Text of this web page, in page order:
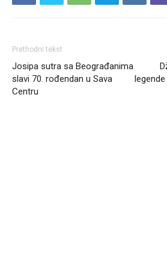
Prethodni tekst
Josipa sutra sa Beograđanima
slavi 70. rođendan u Sava
Centru